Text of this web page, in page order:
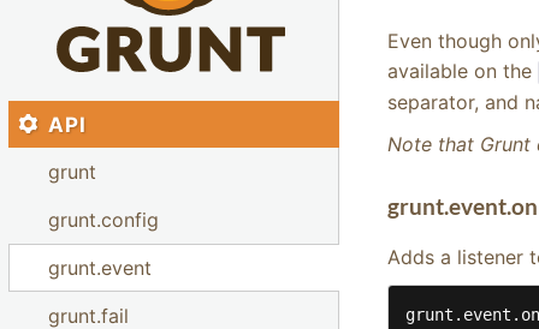
Even though
available on the
separator, and
Note that Grunt
grunt.event.on
Adds a listener
API
grunt
grunt.config
grunt.event
grunt.fail